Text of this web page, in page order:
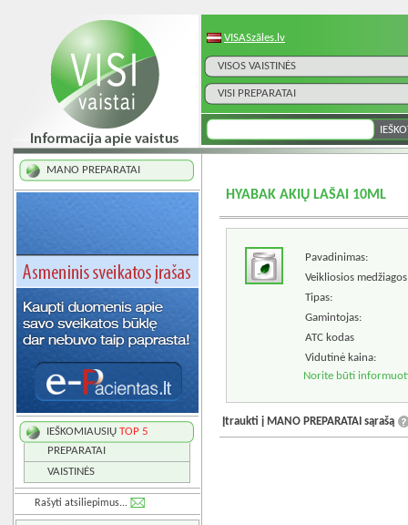
VISASzāles.lv
VISOS VAISTINĖS
VISI PREPARATAI
MANO PREPARATAI
IEŠKOMIAUSIŲ TOP 5
PREPARATAI
VAISTINĖS
Rašyti atsiliepimus...
HYABAK AKIŲ LAŠAI 10ML
Pavadinimas:
Veikliosios
Tipas:
Gamintojas:
ATC kodas
Vidutinė kaina:
Norite būti
Įtraukti į MANO PREPARATAI sąrašą